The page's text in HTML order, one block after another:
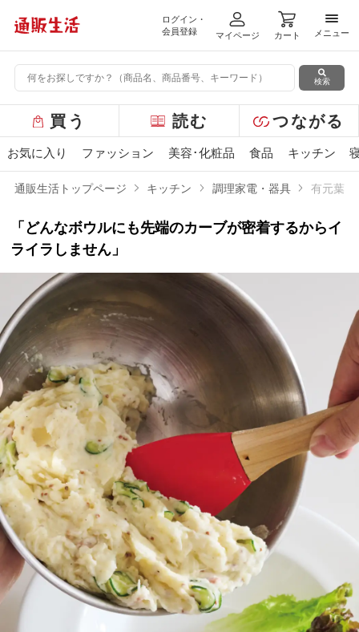
ログイン・
会員登録
マイページ カート
メニ
メニュー
検索
ー
バ
ー
買う 読む つながる
お気に入り ファッション 美容･化粧品 食品 キッチン
通販生活トップページ キッチン 調理家電・器具 有元葉子
「どんなボウルにも先端のカーブが密着するからイ
ライラしません」